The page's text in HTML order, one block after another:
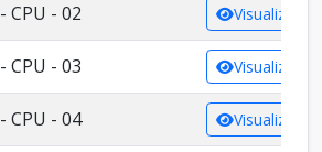
- CPU - 02 Visualizar
- CPU - 03 Visualizar
- CPU - 04 Visualizar